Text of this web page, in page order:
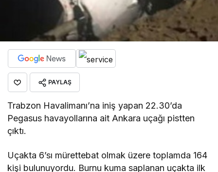
PAYLAŞ
Trabzon Havalimanı’na iniş yapan 22.30’da
Pegasus havayollarına ait Ankara uçağı pistten
çıktı.
Uçakta 6’sı mürettebat olmak üzere toplamda 164
kişi bulunuyordu. Burnu kuma saplanan uçakta ilk